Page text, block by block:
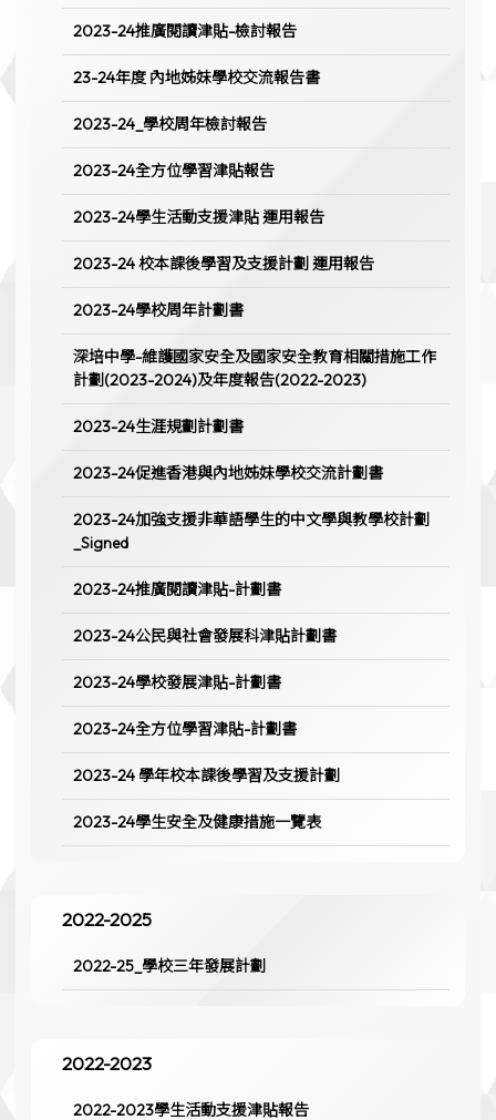
2023-24推廣閱讀津貼-檢討報告
23-24年度 內地姊妹學校交流報告書
2023-24_學校周年檢討報告
2023-24全方位學習津貼報告
2023-24學生活動支援津貼 運用報告
2023-24 校本課後學習及支援計劃 運用報告
2023-24學校周年計劃書
深培中學-維護國家安全及國家安全教育相關措施工作
計劃(2023-2024)及年度報告(2022-2023)
2023-24生涯規劃計劃書
2023-24促進香港與內地姊妹學校交流計劃書
2023-24加強支援非華語學生的中文學與教學校計劃
_Signed
2023-24推廣閱讀津貼-計劃書
2023-24公民與社會發展科津貼計劃書
2023-24學校發展津貼-計劃書
2023-24全方位學習津貼-計劃書
2023-24 學年校本課後學習及支援計劃
2023-24學生安全及健康措施一覽表
2022-2025
2022-25_學校三年發展計劃
2022-2023
2022-2023學生活動支援津貼報告